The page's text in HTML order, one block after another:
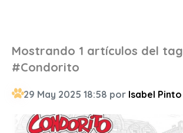
Mostrando 1 artículos del tag
#Condorito
29 May 2025 18:58 por Isabel Pinto